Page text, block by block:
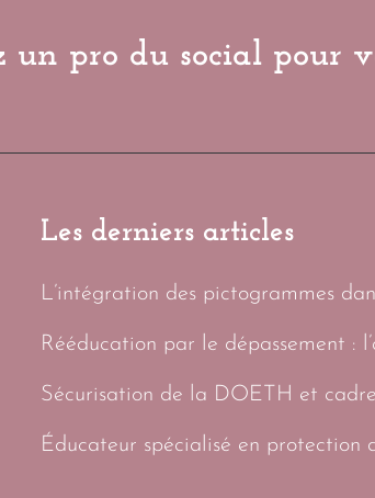
un pro du social pour
Les derniers articles
L’intégration des pictogrammes
Rééducation par le dépassement :
Sécurisation de la DOETH et
Éducateur spécialisé en protection